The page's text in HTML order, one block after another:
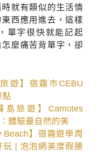
就有類似的生活情
西應用進去，這樣
單字很快就能記起
麼痛苦背單字，卻
遊】宿霧市CEBU
點
島旅遊】Camotes
體驗最自然的美
Beach】宿霧遊學周
| 泡泡網美度假勝